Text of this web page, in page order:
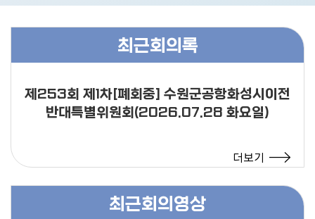
최근회의록
제253회 제1차[폐회중] 수원군공항화성시이전
반대특별위원회(2026.07.28 화요일)
더보기
최근회의영상